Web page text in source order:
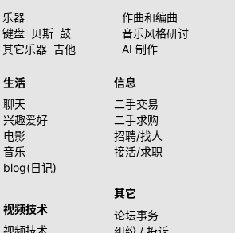
乐器
键盘 贝斯 鼓
其它乐器 吉他
作曲和编曲
音乐风格研讨
AI 制作
生活
聊天
兴趣爱好
电影
音乐
blog(日记)
视频技术
视频技术
信息
二手交易
二手求购
招聘/找人
接活/求职
其它
论坛事务